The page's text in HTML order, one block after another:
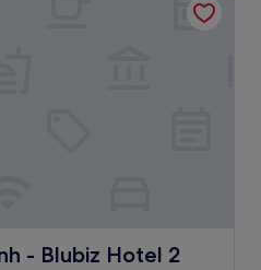
- Blubiz Hotel 2
Hotel 2